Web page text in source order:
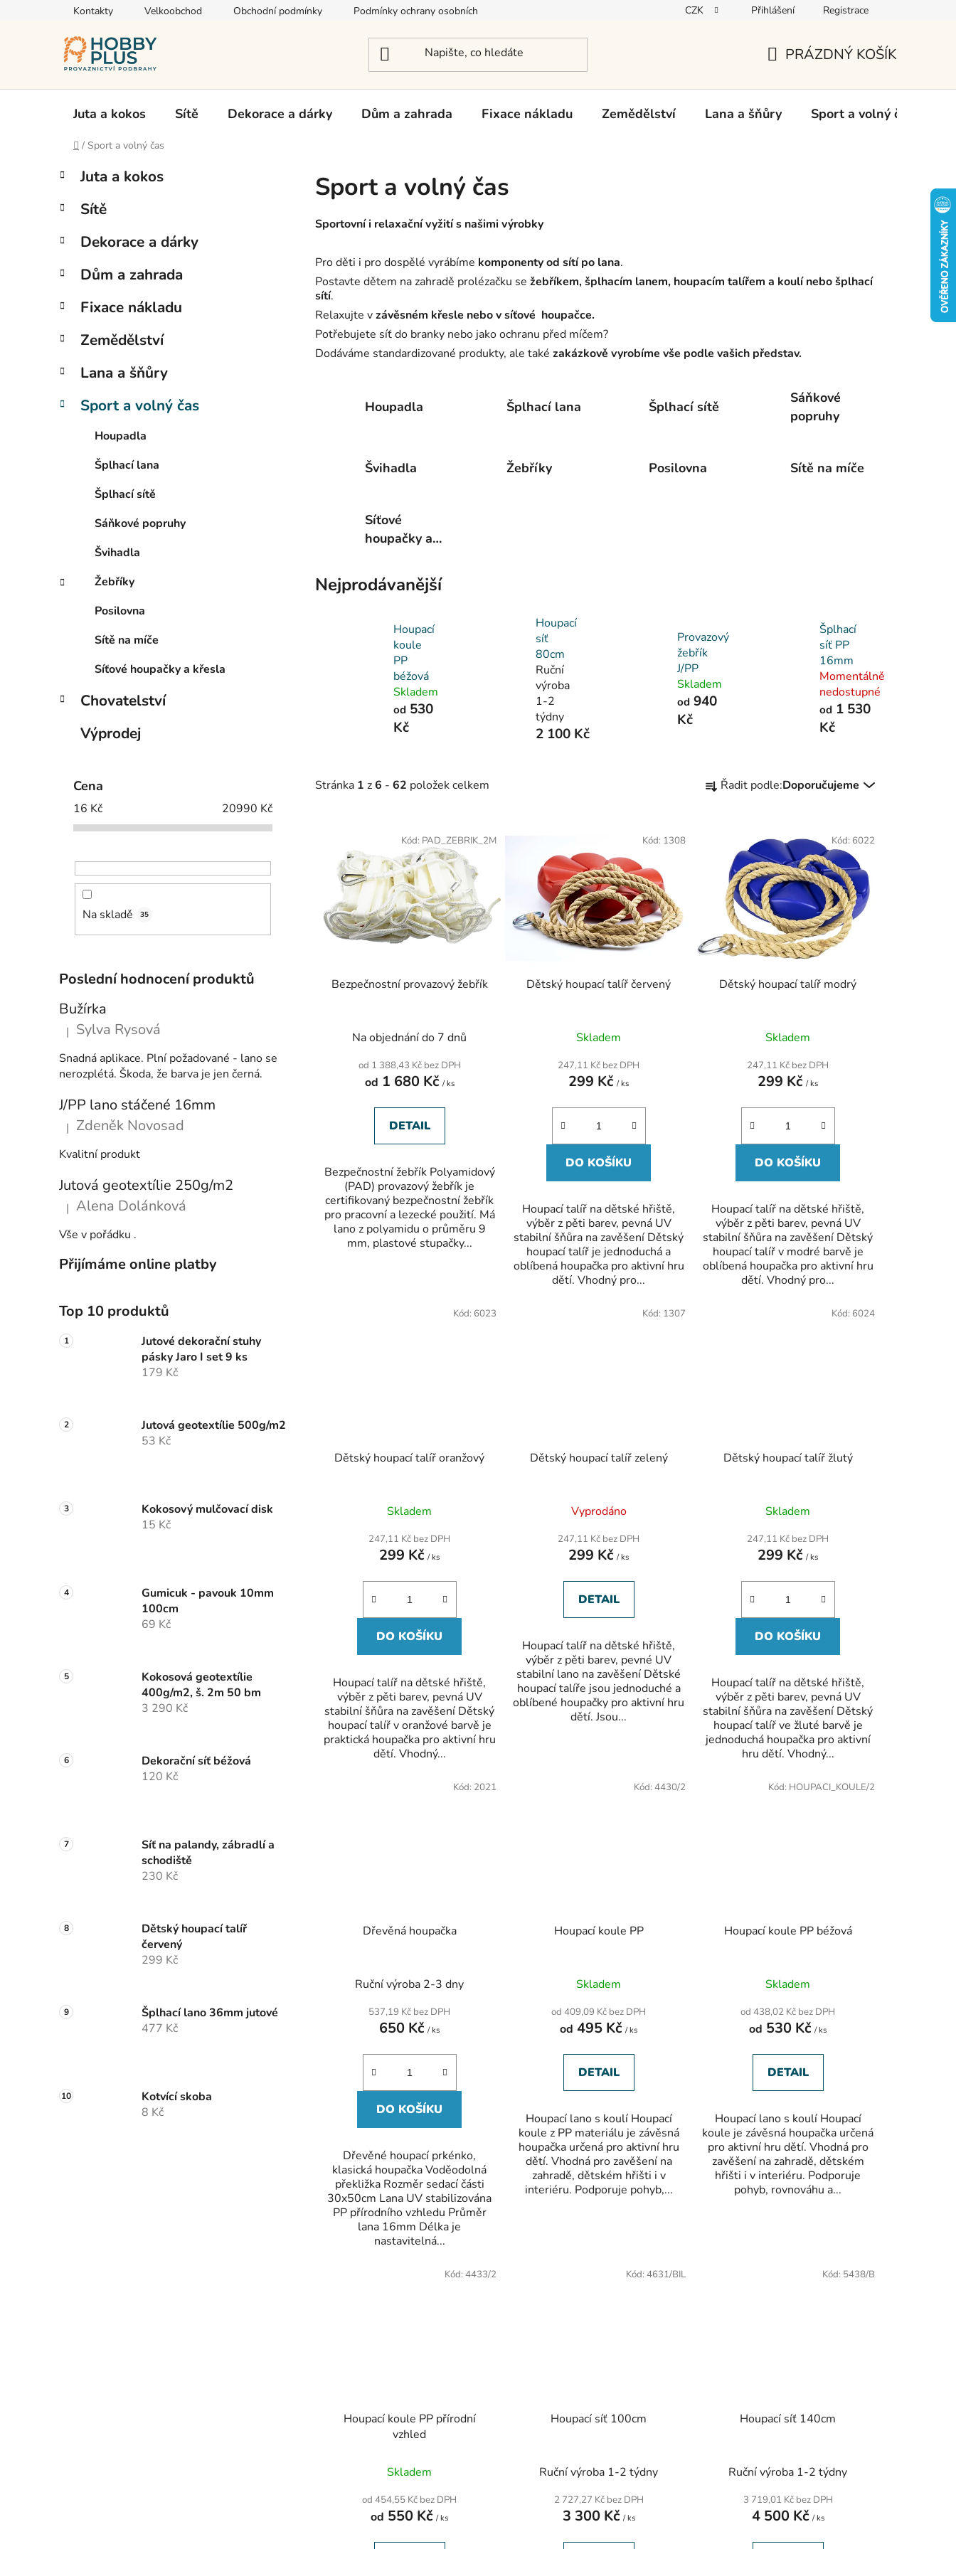
Kontakty Velkoobchod Obchodní podmínky Podmínky ochrany osobních údajů CZK Přihlášení Registrace
KOŠÍK
PRÁZDNÝ KOŠÍK
Juta a kokos Sítě Dekorace a dárky Dům a zahrada Fixace nákladu Zemědělství Lana a šňůry Sport a volný čas
Domů
/ Sport a volný čas
P
s
r
n
n
í
p
n
l
Přeskočit
kategorie
K
a
e
o
i
Juta a kokos
Sítě
Dekorace a dárky
Dům a zahrada
Fixace nákladu
Zemědělství
Lana a šňůry
Sport a volný čas
Houpadla
Šplhací lana
Šplhací sítě
Sáňkové popruhy
Švihadla
Žebříky
Posilovna
Sítě na míče
Síťové houpačky a křesla
Chovatelství
Výprodej
Cena
16 Kč 20990 Kč
Na skladě 35
Poslední hodnocení produktů
Bužírka
Hodnocení produktu je 5 z 5 hvězdiček.
| Sylva Rysová
Snadná aplikace. Plní požadované - lano se
nerozplétá. Škoda, že barva je jen černá.
J/PP lano stáčené 16mm
Hodnocení produktu je 5 z 5 hvězdiček.
| Zdeněk Novosad
Kvalitní produkt
Jutová geotextílie 250g/m2
Hodnocení produktu je 5 z 5 hvězdiček.
| Alena Dolánková
Vše v pořádku .
Přijímáme online platby
Top 10 produktů
Jutové dekorační stuhy
pásky Jaro I set 9 ks
179 Kč
Jutová geotextílie 500g/m2
53 Kč
Kokosový mulčovací disk
15 Kč
Gumicuk - pavouk 10mm
100cm
69 Kč
Kokosová geotextílie
400g/m2, š. 2m 50 bm
3 290 Kč
Dekorační síť béžová
120 Kč
Síť na palandy, zábradlí a
schodiště
230 Kč
Dětský houpací talíř
červený
299 Kč
Šplhací lano 36mm jutové
477 Kč
Kotvící skoba
8 Kč
Sport a volný čas
Sportovní i relaxační vyžití s našimi výrobky
Pro děti i pro dospělé vyrábíme komponenty od sítí po lana.
Postavte dětem na zahradě prolézačku se žebříkem, šplhacím lanem, houpacím talířem a koulí nebo šplhací
sítí.
Relaxujte vzávěsném křesle nebo v síťové houpačce.
Potřebujete síť do branky nebo jako ochranu před míčem?
Dodáváme standardizované produkty, ale také zakázkově vyrobíme vše podle vašich představ.
Houpadla Šplhací lana Šplhací sítě
Sáňkové
popruhy
Švihadla Žebříky Posilovna Sítě na míče
Síťové
houpačky a
Nejprodávanější
Houpací
koule
PP
béžová
Skladem
od 530
Kč
Houpací
síť
80cm
Ruční
výroba
1-2
týdny
2 100 Kč
Provazový
žebřík
J/PP
Skladem
od 940
Kč
Šplhací
síť PP
16mm
Momentálně
nedostupné
od1 530
Kč
Stránka 1 z6 - 62 položek celkem
a
d
u
Řadit podle:Doporučujeme
p
Bezpečnostní provazový žebřík
Na objednání do 7 dnů
od 1 388,43 Kč bez DPH
od 1 680 Kč / ks
DETAIL
Bezpečnostní žebřík Polyamidový
(PAD) provazový žebřík je
certifikovaný bezpečnostní žebřík
pro pracovní a lezecké použití. Má
lano z polyamidu o průměru 9
mm, plastové stupačky...
Kód: PAD_ZEBRIK_2M
Dětský houpací talíř červený
Skladem
247,11 Kč bez DPH
299 Kč/ ks
DO KOŠÍKU
Houpací talíř na dětské hřiště,
výběr z pěti barev, pevná UV
stabilní šňůra na zavěšení Dětský
houpací talíř je jednoduchá a
oblíbená houpačka pro aktivní hru
dětí. Vhodný pro...
Kód: 1308
Dětský houpací talíř modrý
Skladem
247,11 Kč bez DPH
299 Kč/ ks
DO KOŠÍKU
Houpací talíř na dětské hřiště,
výběr z pěti barev, pevná UV
stabilní šňůra na zavěšení Dětský
houpací talíř v modré barvě je
oblíbená houpačka pro aktivní hru
dětí. Vhodný pro...
Kód: 6022
Dětský houpací talíř oranžový
Skladem
247,11 Kč bez DPH
299 Kč/ ks
DO KOŠÍKU
Houpací talíř na dětské hřiště,
výběr z pěti barev, pevná UV
stabilní šňůra na zavěšení Dětský
houpací talíř v oranžové barvě je
praktická houpačka pro aktivní hru
dětí. Vhodný...
Kód: 6023
Dětský houpací talíř zelený
hodnocení
je
5,0
5
hvězdiček.
Vyprodáno
247,11 Kč bez DPH
299 Kč/ ks
DETAIL
Houpací talíř na dětské hřiště,
výběr z pěti barev, pevné UV
stabilní lano na zavěšení Dětské
houpací talíře jsou jednoduché a
oblíbené houpačky pro aktivní hru
dětí. Jsou...
Kód: 1307
Dětský houpací talíř žlutý
Skladem
247,11 Kč bez DPH
299 Kč/ ks
DO KOŠÍKU
Houpací talíř na dětské hřiště,
výběr z pěti barev, pevná UV
stabilní šňůra na zavěšení Dětský
houpací talíř ve žluté barvě je
jednoduchá houpačka pro aktivní
hru dětí. Vhodný...
Kód: 6024
Dřevěná houpačka
Ruční výroba 2-3 dny
537,19 Kč bez DPH
650 Kč/ ks
DO KOŠÍKU
Dřevěné houpací prkénko,
klasická houpačka Voděodolná
překližka Rozměr sedací části
30x50cm Lana UV stabilizována
PP přírodního vzhledu Průměr
lana 16mm Délka je
nastavitelná...
Kód: 2021
Houpací koule PP
Skladem
od 409,09 Kč bez DPH
od 495 Kč/ ks
DETAIL
Houpací lano s koulí Houpací
koule z PP materiálu je závěsná
houpačka určená pro aktivní hru
dětí. Vhodná pro zavěšení na
zahradě, dětském hřišti i v
interiéru. Podporuje pohyb,...
Kód: 4430/2
Houpací koule PP béžová
Skladem
od 438,02 Kč bez DPH
od 530 Kč/ ks
DETAIL
Houpací lano s koulí Houpací
koule je závěsná houpačka určená
pro aktivní hru dětí. Vhodná pro
zavěšení na zahradě, dětském
hřišti i v interiéru. Podporuje
pohyb, rovnováhu a...
Kód: HOUPACI_KOULE/2
Houpací koule PP přírodní
vzhled
Skladem
od 454,55 Kč bez DPH
od 550 Kč/ ks
Kód: 4433/2
Houpací síť 100cm
Ruční výroba 1-2 týdny
2 727,27 Kč bez DPH
3 300 Kč / ks
Kód: 4631/BIL
Houpací síť 140cm
Ruční výroba 1-2 týdny
3 719,01 Kč bez DPH
4 500 Kč / ks
Kód: 5438/B